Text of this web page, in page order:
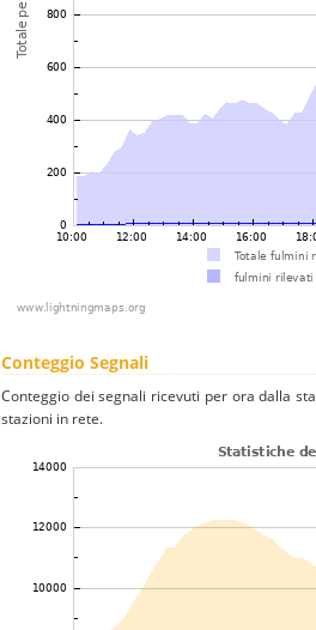
Conteggio Segnali
Conteggio dei segnali ricevuti per ora dalla
stazioni in rete.